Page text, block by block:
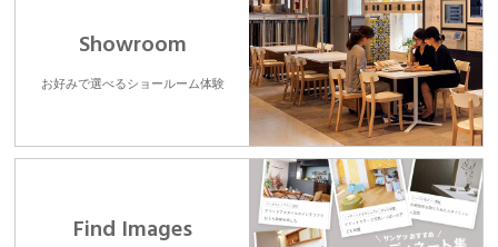
Showroom
お好みで選べるショールーム体験
Find Images